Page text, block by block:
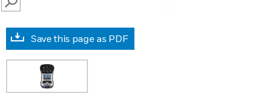
SEARCH
Save this page as PDF